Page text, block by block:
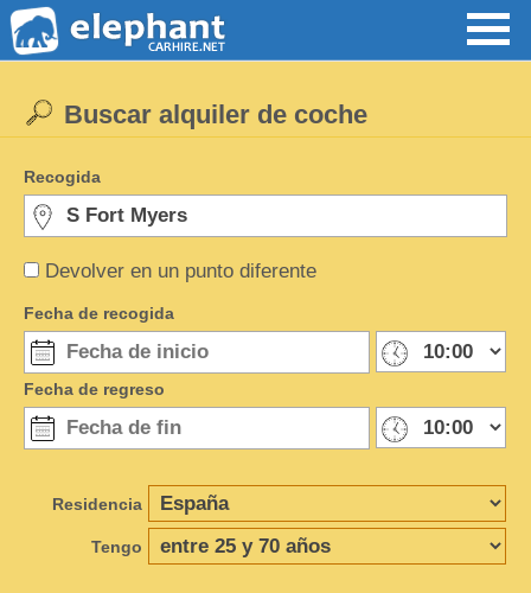
Devolver en un punto diferente
Buscar alquiler de coche
Recogida
Fecha de recogida
Fecha de regreso
Residencia
Tengo